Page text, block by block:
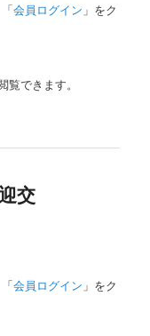
会員ログイン 」をク
覧できます。
交
会員ログイン 」をク